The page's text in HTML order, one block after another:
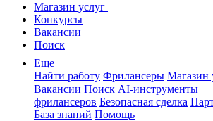
Магазин услуг
Конкурсы
Вакансии
Поиск
Еще
Найти работу Фрилансеры Магазин
Вакансии Поиск AI-инструменты
фрилансеров Безопасная сделка
База знаний Помощь